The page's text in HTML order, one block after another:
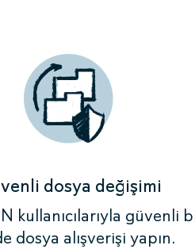
dosya değişimi
kullanıcılarıyla güvenli
dosya alışverişi yapın.